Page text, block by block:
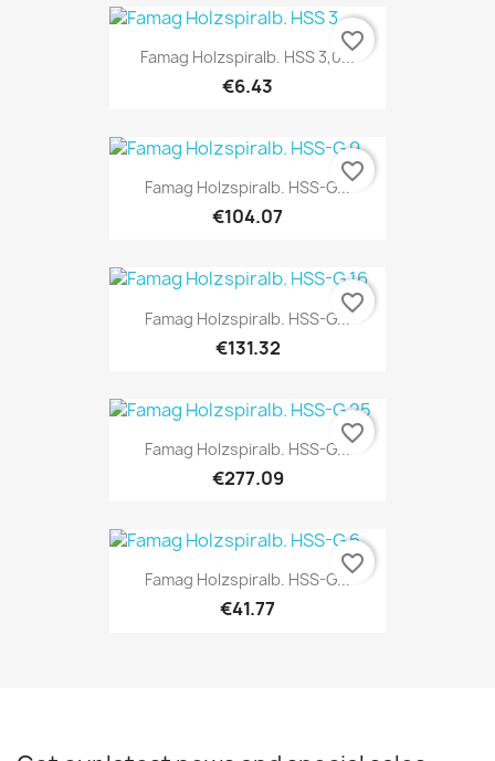
Famag Holzspiralb. HSS 3,0...
€6.43
favorite_border
Famag Holzspiralb. HSS-G...
€104.07
favorite_border
Famag Holzspiralb. HSS-G...
€131.32
favorite_border
Famag Holzspiralb. HSS-G...
€277.09
favorite_border
Famag Holzspiralb. HSS-G...
€41.77
favorite_border